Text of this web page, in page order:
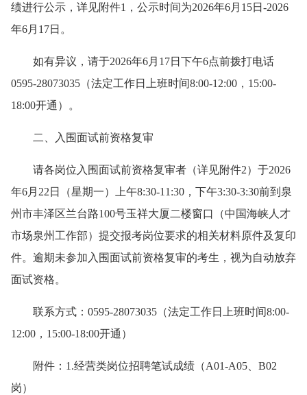
绩进行公示，详见附件1，公示时间为2026年6月15日-2026
年6月17日。
如有异议，请于2026年6月17日下午6点前拨打电话
0595-28073035（法定工作日上班时间8:00-12:00，15:00-
18:00开通）。
二、入围面试前资格复审
请各岗位入围面试前资格复审者（详见附件2）于2026
年6月22日（星期一）上午8:30-11:30，下午3:30-3:30前到泉
州市丰泽区兰台路100号玉祥大厦二楼窗口（中国海峡人才
市场泉州工作部）提交报考岗位要求的相关材料原件及复印
件。逾期未参加入围面试前资格复审的考生，视为自动放弃
面试资格。
联系方式：0595-28073035（法定工作日上班时间8:00-
12:00，15:00-18:00开通）
附件：1.经营类岗位招聘笔试成绩（A01-A05、B02
岗）